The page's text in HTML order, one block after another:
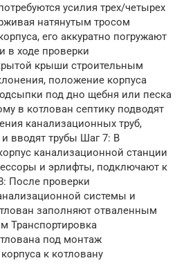
усилия трех/четырех
натянутым тросом
его аккуратно погружают
в ходе проверки
крыши строительным
положение корпуса
под дно щебня или песка
в котлован септику подводят
канализационных труб,
вводят трубы Шаг 7: В
канализационной станции
и эрлифты, подключают к
После проверки
системы и
заполняют отваленным
Транспортировка
под монтаж
к котловану